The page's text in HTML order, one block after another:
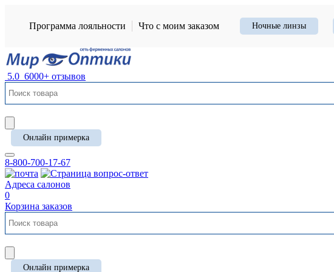
Программа лояльности Что с моим заказом Ночные линзы
5.0 6000+ отзывов
Онлайн примерка
8-800-700-17-67
Адреса салонов
0
Корзина заказов
Онлайн примерка